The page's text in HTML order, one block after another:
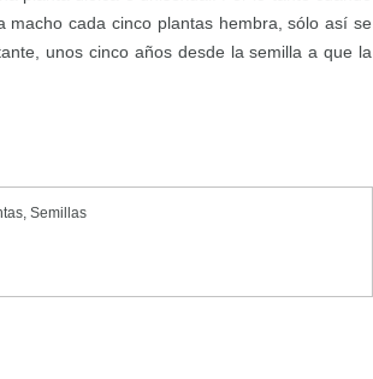
cada cinco plantas hembra, sólo así se
unos cinco años desde la semilla a que la
, Semillas